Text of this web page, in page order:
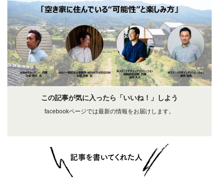
この記事が気に入ったら「いいね！」しよう
facebookページでは最新の情報をお届けします。